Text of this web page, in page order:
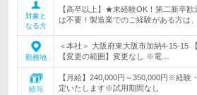
対象と
なる方
【高卒以上】★未経験OK！第二新卒
は不要！製造業でのご経験がある方は
勤務地
＜本社＞ 大阪府東大阪市加納4-15-15
【変更の範囲】変更なし ※電…
給与
【月給】240,000円～350,000円※経験
定いたします※試用期間なし